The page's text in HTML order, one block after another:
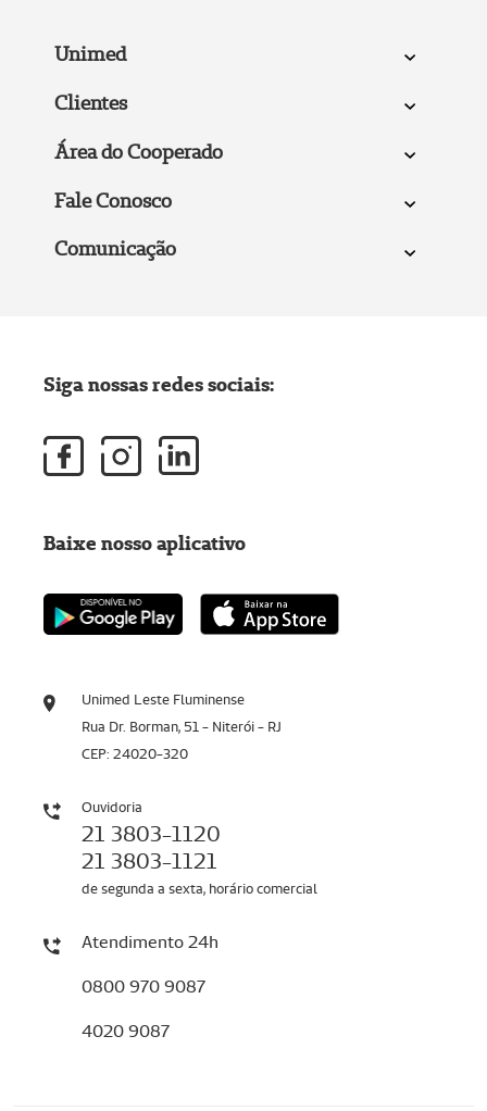
Unimed
Clientes
Área do Cooperado
Fale Conosco
Comunicação
Unimed Leste Fluminense
Rua Dr. Borman, 51 - Niterói - RJ
CEP: 24020-320
Ouvidoria
21 3803-1120
21 3803-1121
de segunda a sexta, horário comercial
Atendimento 24h
0800 970 9087
4020 9087
Siga nossas redes sociais:
Baixe nosso aplicativo